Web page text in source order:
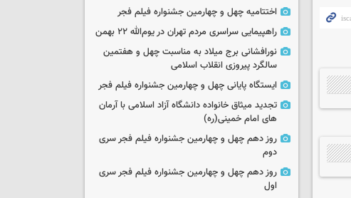
اختتامیه چهل و چهارمین جشنواره فیلم فجر
راهپیمایی سراسری مردم تهران در یوم‌الله ۲۲ بهمن
نورافشانی برج میلاد به مناسبت چهل‌ و هفتمین
سالگرد پیروزی انقلاب اسلامی
ایستگاه پایانی چهل و چهارمین جشنواره فیلم فجر
تجدید میثاق خانواده دانشگاه آزاد اسلامی با آرمان
های امام خمینی(ره)
روز دهم چهل و چهارمین جشنواره فیلم فجر سری
دوم
روز دهم چهل و چهارمین جشنواره فیلم فجر سری
اول